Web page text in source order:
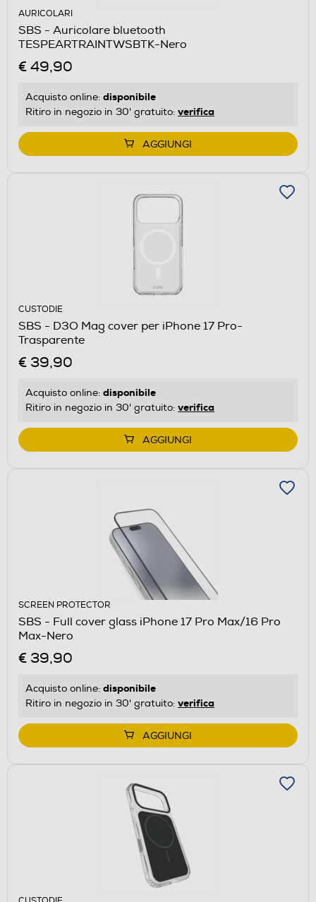
AURICOLARI
SBS - Auricolare bluetooth
TESPEARTRAINTWSBTK-Nero
€ 49,90
Acquisto online: disponibile
Ritiro in negozio in 30' gratuito: verifica
AGGIUNGI
CUSTODIE
SBS - D3O Mag cover per iPhone 17 Pro-
Trasparente
€ 39,90
Acquisto online: disponibile
Ritiro in negozio in 30' gratuito: verifica
AGGIUNGI
SCREEN PROTECTOR
SBS - Full cover glass iPhone 17 Pro Max/16 Pro
Max-Nero
€ 39,90
Acquisto online: disponibile
Ritiro in negozio in 30' gratuito: verifica
AGGIUNGI